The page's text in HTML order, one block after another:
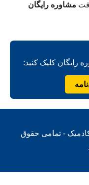
مشاوره رایگان
رایگان کلیک کنید:
آکادمیک - تمامی حقوق